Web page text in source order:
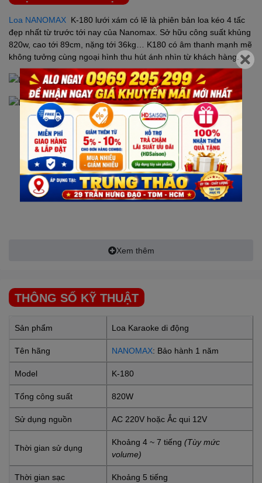
Loa NANOMAX K-180 lưới xám có lẽ là phiên bản loa kéo 4 tấc
đẹp nhất từ trước tới nay của Nanomax. Sở hữu công suất khủng
820w, cao tới 89cm, nặng tới 36kg… K180 có âm thanh mạnh mẽ
không tưởng cùng ngoại hình thu hút ánh nhìn từ khách hàng.
Xem thêm
THÔNG SỐ KỸ THUẬT
Sản phẩm Loa Karaoke di động
Tên hãng NANOMAX: Bảo hành 1 năm
Model K-180
Tổng công suất 820W
Sử dụng nguồn AC 220V hoặc Ắc qui 12V
Thời gian sử dụng
Khoảng 4 ~ 7 tiếng (Tùy mức
volume)
Thời gian sạc Khoảng 5 tiếng